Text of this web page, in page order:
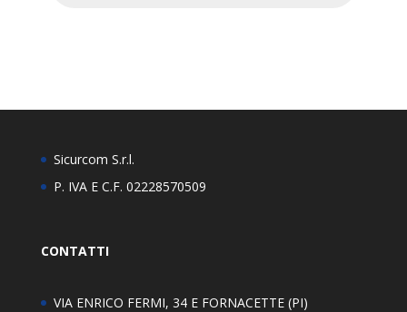
Sicurcom S.r.l.
P. IVA E C.F. 02228570509
CONTATTI
VIA ENRICO FERMI, 34 E FORNACETTE (PI)